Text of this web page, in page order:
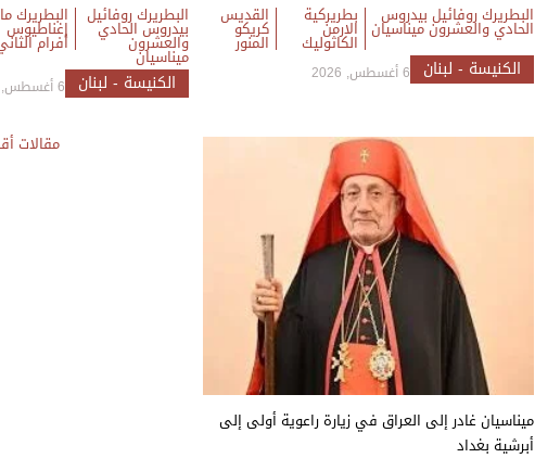
البطريرك روفائيل بيدروس
الحادي والعشرون ميناسيان
بطريركية
الارمن
الكاثوليك
القديس
كريكو
المنور
الكنيسة - لبنان 6 أغسطس, 2026
البطريرك روفائيل
بيدروس الحادي
والعشرون
ميناسيان
البطريرك
إغناطيوس
أفرام
الكنيسة - لبنان 6 أغسطس, 2026
ميناسيان غادر إلى العراق في زيارة راعوية أولى إلى
أبرشية بغداد
مقالات